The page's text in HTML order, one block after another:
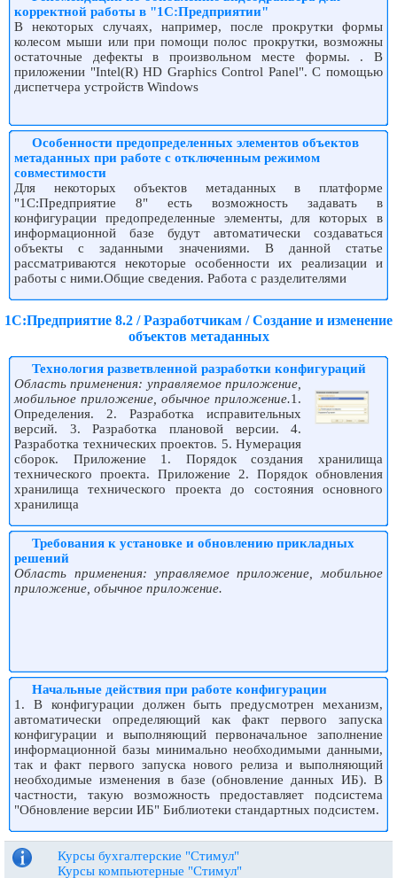
корректной работы в "1С:Предприятии"
В некоторых случаях, например, после прокрутки формы
колесом мыши или при помощи полос прокрутки, возможны
остаточные дефекты в произвольном месте формы. . В
приложении "Intel(R) HD Graphics Control Panel". С помощью
диспетчера устройств Windows
Особенности предопределенных элементов объектов
метаданных при работе с отключенным режимом
совместимости
Для некоторых объектов метаданных в платформе
"1С:Предприятие 8" есть возможность задавать в
конфигурации предопределенные элементы, для которых в
информационной базе будут автоматически создаваться
объекты с заданными значениями. В данной статье
рассматриваются некоторые особенности их реализации и
работы с ними.Общие сведения. Работа с разделителями
1С:Предприятие 8.2 / Разработчикам / Создание и изменение
объектов метаданных
Технология разветвленной разработки конфигураций
Область применения: управляемое приложение,
мобильное приложение, обычное приложение.1.
Определения. 2. Разработка исправительных
версий. 3. Разработка плановой версии. 4.
Разработка технических проектов. 5. Нумерация
сборок. Приложение 1. Порядок создания хранилища
технического проекта. Приложение 2. Порядок обновления
хранилища технического проекта до состояния основного
хранилища
Требования к установке и обновлению прикладных
решений
Область применения: управляемое приложение, мобильное
приложение, обычное приложение.
Начальные действия при работе конфигурации
1. В конфигурации должен быть предусмотрен механизм,
автоматически определяющий как факт первого запуска
конфигурации и выполняющий первоначальное заполнение
информационной базы минимально необходимыми данными,
так и факт первого запуска нового релиза и выполняющий
необходимые изменения в базе (обновление данных ИБ). В
частности, такую возможность предоставляет подсистема
"Обновление версии ИБ" Библиотеки стандартных подсистем.
Курсы бухгалтерские "Стимул"
Курсы компьютерные "Стимул"